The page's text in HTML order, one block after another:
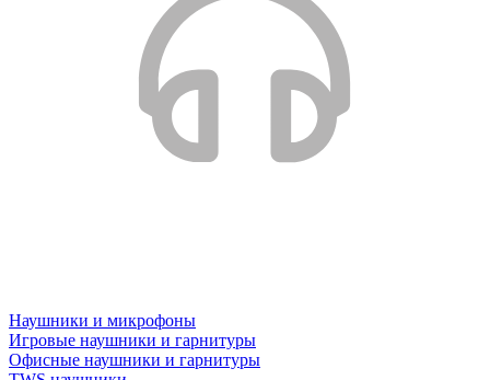
Наушники и микрофоны
Игровые наушники и гарнитуры
Офисные наушники и гарнитуры